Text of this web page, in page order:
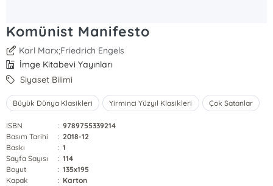
Komünist Manifesto
Karl Marx;Friedrich Engels
İmge Kitabevi Yayınları
Siyaset Bilimi
Büyük Dünya Klasikleri Yirminci Yüzyıl Klasikleri Çok Satanlar
ISBN : 9789755339214
Basım Tarihi
: 2018-12
Baskı
: 1
Sayfa Sayısı
: 114
Boyut
: 135x195
Kapak
: Karton